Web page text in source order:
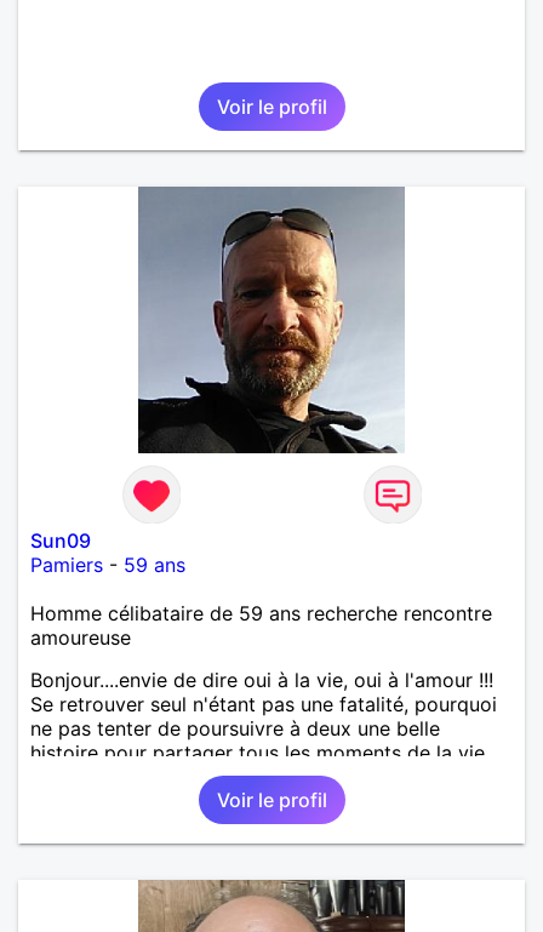
Voir le profil
Sun09
Pamiers - 59 ans
Homme célibataire de 59 ans recherche rencontre
amoureuse
Bonjour....envie de dire oui à la vie, oui à l'amour !!!
Se retrouver seul n'étant pas une fatalité, pourquoi
ne pas tenter de poursuivre à deux une belle
histoire pour partager tous les moments de la vie ...
Voir le profil